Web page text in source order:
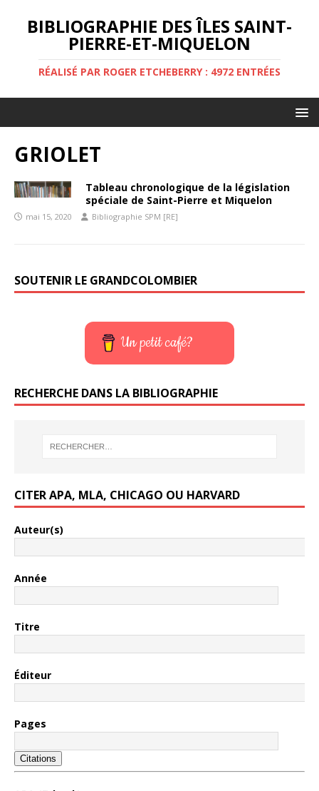
BIBLIOGRAPHIE DES ÎLES SAINT-
PIERRE-ET-MIQUELON
RÉALISÉ PAR ROGER ETCHEBERRY : 4972 ENTRÉES
GRIOLET
Tableau chronologique de la législation
spéciale de Saint-Pierre et Miquelon
mai 15, 2020 Bibliographie SPM [RE]
SOUTENIR LE GRANDCOLOMBIER
Un petit café?
RECHERCHE DANS LA BIBLIOGRAPHIE
CITER APA, MLA, CHICAGO OU HARVARD
Auteur(s)
Année
Titre
Éditeur
Pages
Citations